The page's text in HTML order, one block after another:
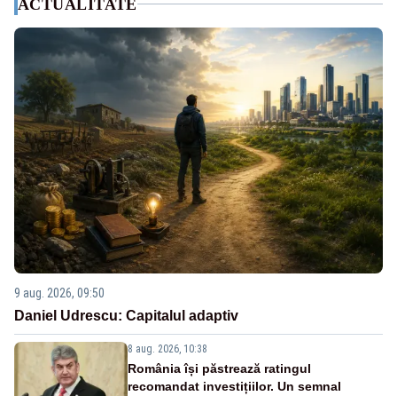
ACTUALITATE
9 aug. 2026, 09:50
Daniel Udrescu: Capitalul adaptiv
8 aug. 2026, 10:38
România își păstrează ratingul
recomandat investițiilor. Un semnal